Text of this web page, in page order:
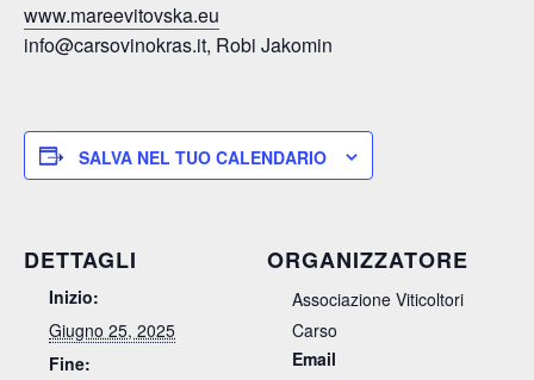
www.mareevitovska.eu
info@carsovinokras.it, Robi Jakomin
SALVA NEL TUO CALENDARIO
DETTAGLI
Inizio:
Giugno 25, 2025
Fine:
ORGANIZZATORE
Associazione Viticoltori
Carso
Email